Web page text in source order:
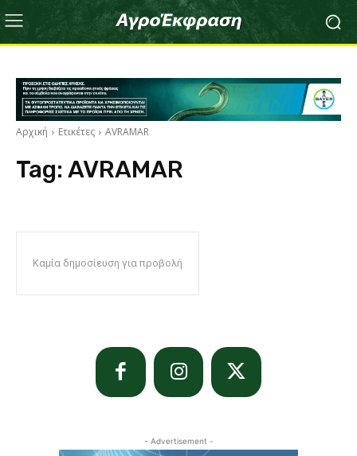
Αρχική Ετικέτες AVRAMAR
Tag: AVRAMAR
Καμία δημοσίευση για προβολή
- Advertisement -